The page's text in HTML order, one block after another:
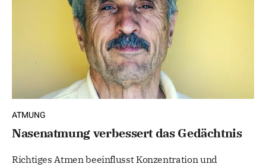
ATMUNG
Nasenatmung verbessert das Gedächtnis
Richtiges Atmen beeinflusst Konzentration und